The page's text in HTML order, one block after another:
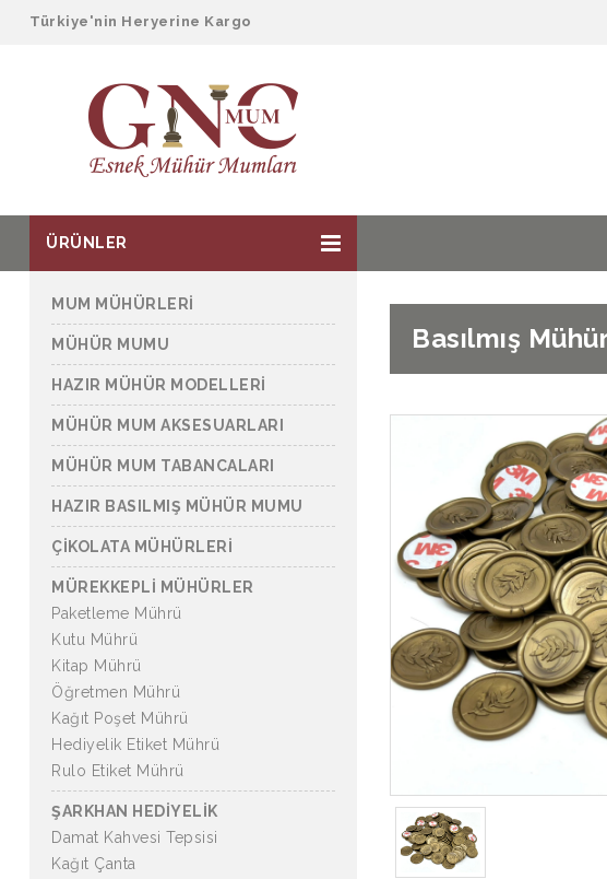
Türkiye'nin Heryerine Kargo
ÜRÜNLER
MUM MÜHÜRLERİ
MÜHÜR MUMU
HAZIR MÜHÜR MODELLERİ
MÜHÜR MUM AKSESUARLARI
MÜHÜR MUM TABANCALARI
HAZIR BASILMIŞ MÜHÜR MUMU
ÇİKOLATA MÜHÜRLERİ
MÜREKKEPLİ MÜHÜRLER
Paketleme Mührü
Kutu Mührü
Kitap Mührü
Öğretmen Mührü
Kağıt Poşet Mührü
Hediyelik Etiket Mührü
Rulo Etiket Mührü
ŞARKHAN HEDİYELİK
Damat Kahvesi Tepsisi
Kağıt Çanta
Basılmış